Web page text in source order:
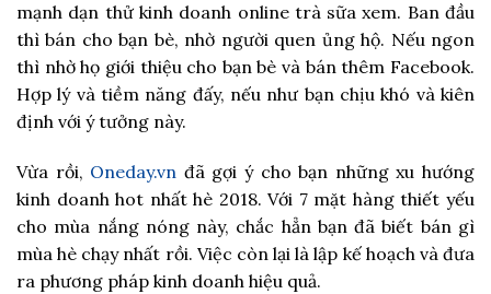
mạnh dạn thử kinh doanh online trà sữa xem. Ban đầu
thì bán cho bạn bè, nhờ người quen ủng hộ. Nếu ngon
thì nhờ họ giới thiệu cho bạn bè và bán thêm Facebook.
Hợp lý và tiềm năng đấy, nếu như bạn chịu khó và kiên
định với ý tưởng này.
Vừa rồi, Oneday.vn đã gợi ý cho bạn những xu hướng
kinh doanh hot nhất hè 2018. Với 7 mặt hàng thiết yếu
cho mùa nắng nóng này, chắc hẳn bạn đã biết bán gì
mùa hè chạy nhất rồi. Việc còn lại là lập kế hoạch và đưa
ra phương pháp kinh doanh hiệu quả.